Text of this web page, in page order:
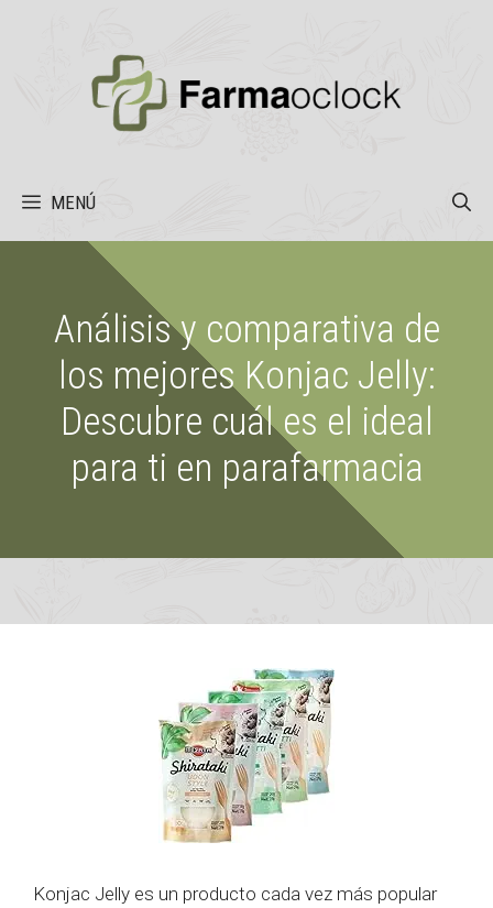
MENÚ
Análisis y comparativa de
los mejores Konjac Jelly:
Descubre cuál es el ideal
para ti en parafarmacia
Konjac Jelly es un producto cada vez más popular